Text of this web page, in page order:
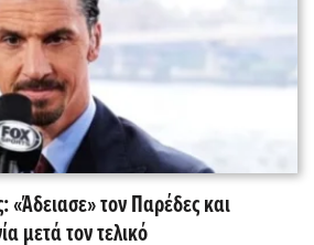
«Άδειασε» τον Παρέδες και
μετά τον τελικό